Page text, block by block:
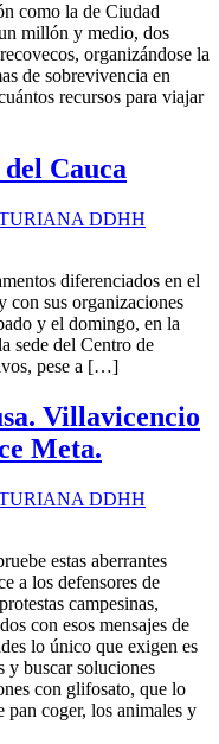
como la de Ciudad
millón y medio, dos
organizándose la
de sobrevivencia en
recursos para viajar
Cauca
DDHH
diferenciados en el
con sus organizaciones
y el domingo, en la
sede del Centro de
pese a […]
Villavicencio
Meta.
DDHH
estas aberrantes
a los defensores de
campesinas,
con esos mensajes de
lo único que exigen es
y buscar soluciones
con glifosato, que lo
pan coger, los animales y